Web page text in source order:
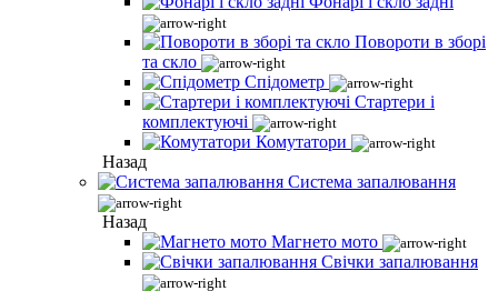
Повороти в зборі
та скло
Спідометр
Стартери і
комплектуючі
Комутатори
Назад
Система запалювання
Назад
Магнето мото
Свічки запалювання